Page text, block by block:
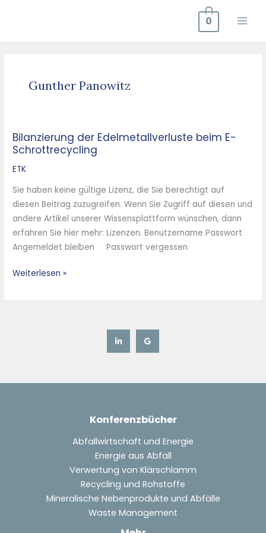
0
Gunther Panowitz
Bilanzierung der Edelmetallverluste beim E-
Schrottrecycling
ETK
Sie haben keine gültige Lizenz, die Sie berechtigt auf
diesen Beitrag zuzugreifen. Wenn Sie Zugriff auf diesen und
andere Artikel unserer Wissensplattform wünschen, dann
erfahren Sie hier mehr: Lizenzen. Benutzername Passwort
Angemeldet bleiben Passwort vergessen
Bilanzierung
der
Edelmetallverluste
E-
Schrottrecycling
Weiterlesen »
Konferenzbücher
Abfallwirtschaft und Energie
Energie aus Abfall
Verwertung von Klärschlamm
Recycling und Rohstoffe
Mineralische Nebenprodukte und Abfälle
Waste Management